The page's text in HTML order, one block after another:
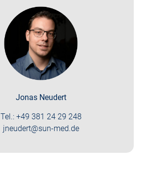
Jonas Neudert
Tel.: +49 381 24 29 248
jneudert@sun-med.de